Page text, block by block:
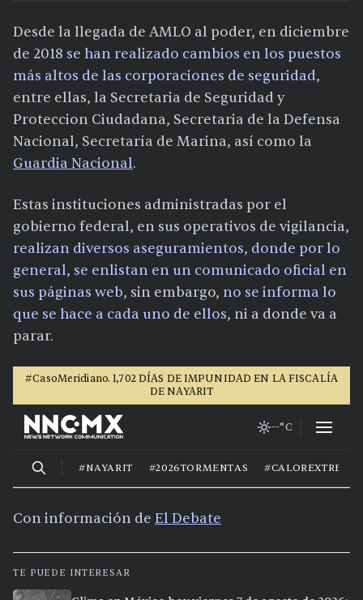
Desde la llegada de AMLO al poder, en diciembre
de 2018 se han realizado cambios en los puestos
más altos de las corporaciones de seguridad,
entre ellas, la Secretaria de Seguridad y
Proteccion Ciudadana, Secretaria de la Defensa
Nacional, Secretaría de Marina, así como la
Guardia Nacional.
Estas instituciones administradas por el
gobierno federal, en sus operativos de vigilancia,
realizan diversos aseguramientos, donde por lo
general, se enlistan en un comunicado oficial en
sus páginas web, sin embargo, no se informa lo
que se hace a cada uno de ellos, ni a donde va a
parar.
Con información de El Debate
TE PUEDE INTERESAR